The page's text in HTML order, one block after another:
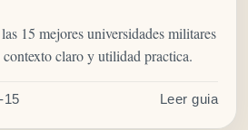
15 mejores universidades militares
claro y utilidad practica.
15 Leer guia